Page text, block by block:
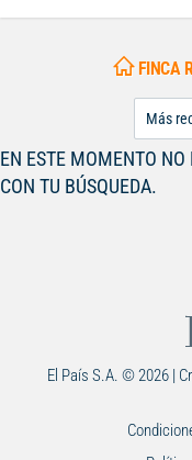
FINCA
EN ESTE MOMENTO NO
CON TU BÚSQUEDA.
El País S.A. © 2026 |